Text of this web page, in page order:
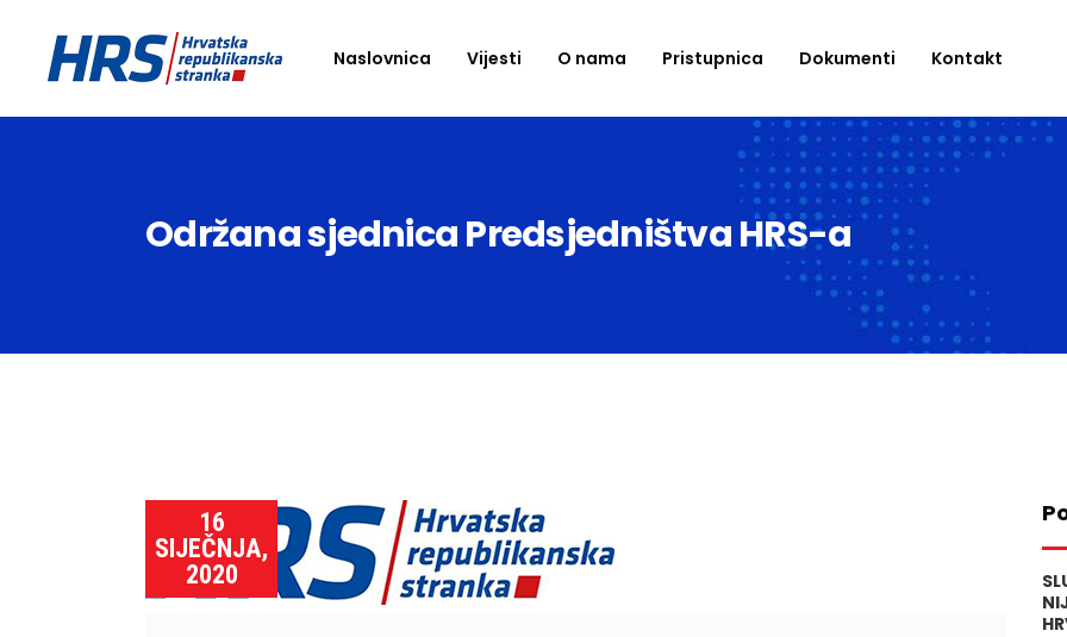
Naslovnica Vijesti O nama Pristupnica Dokumenti Kontakt
Održana sjednica Predsjedništva HRS-a
16
SIJEČNJA,
2020